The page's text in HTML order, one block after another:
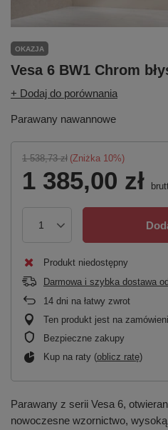
OKAZJA
Vesa 6 BW1 Chrom
+ Dodaj do porównania
Parawany nawannowe
1 538,73 zł (Zniżka 10%)
1 385,00 zł
Produkt niedostępny
Darmowa i szybka dostawa od
14 dni na łatwy zwrot
Ten produkt jest na
Bezpieczne zakupy
Kup na raty (oblicz ratę)
Parawany z serii Vesa 6,
nowoczesne wzornictwo,